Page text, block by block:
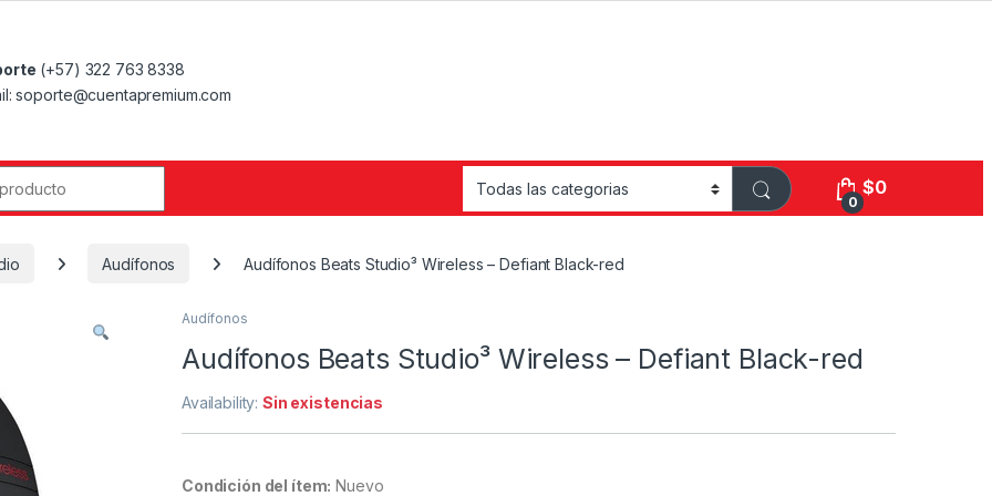
(+57) 322 763 8338
soporte@cuentapremium.com
0
$0
Audífonos Audífonos Beats Studio³ Wireless – Defiant Black-red
Audífonos
Audífonos Beats Studio³ Wireless – Defiant Black-red
Availability:Sin existencias
Condición del ítem: Nuevo